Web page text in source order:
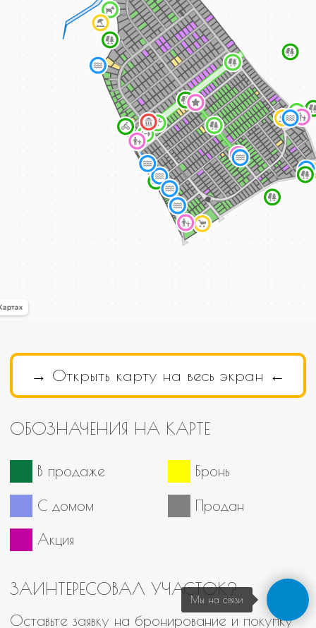
Мы на связи